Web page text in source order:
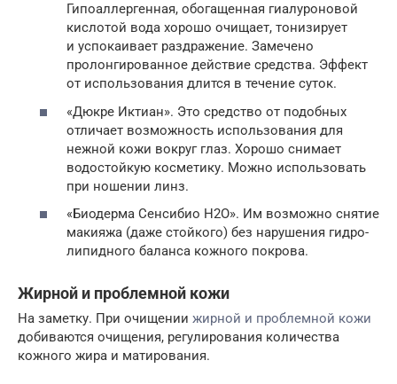
Гипоаллергенная, обогащенная гиалуроновой
кислотой вода хорошо очищает, тонизирует
и успокаивает раздражение. Замечено
пролонгированное действие средства. Эффект
от использования длится в течение суток.
«Дюкре Иктиан». Это средство от подобных
отличает возможность использования для
нежной кожи вокруг глаз. Хорошо снимает
водостойкую косметику. Можно использовать
при ношении линз.
«Биодерма Сенсибио H2O». Им возможно снятие
макияжа (даже стойкого) без нарушения гидро-
липидного баланса кожного покрова.
Жирной и проблемной кожи
На заметку. При очищении жирной и проблемной кожи
добиваются очищения, регулирования количества
кожного жира и матирования.